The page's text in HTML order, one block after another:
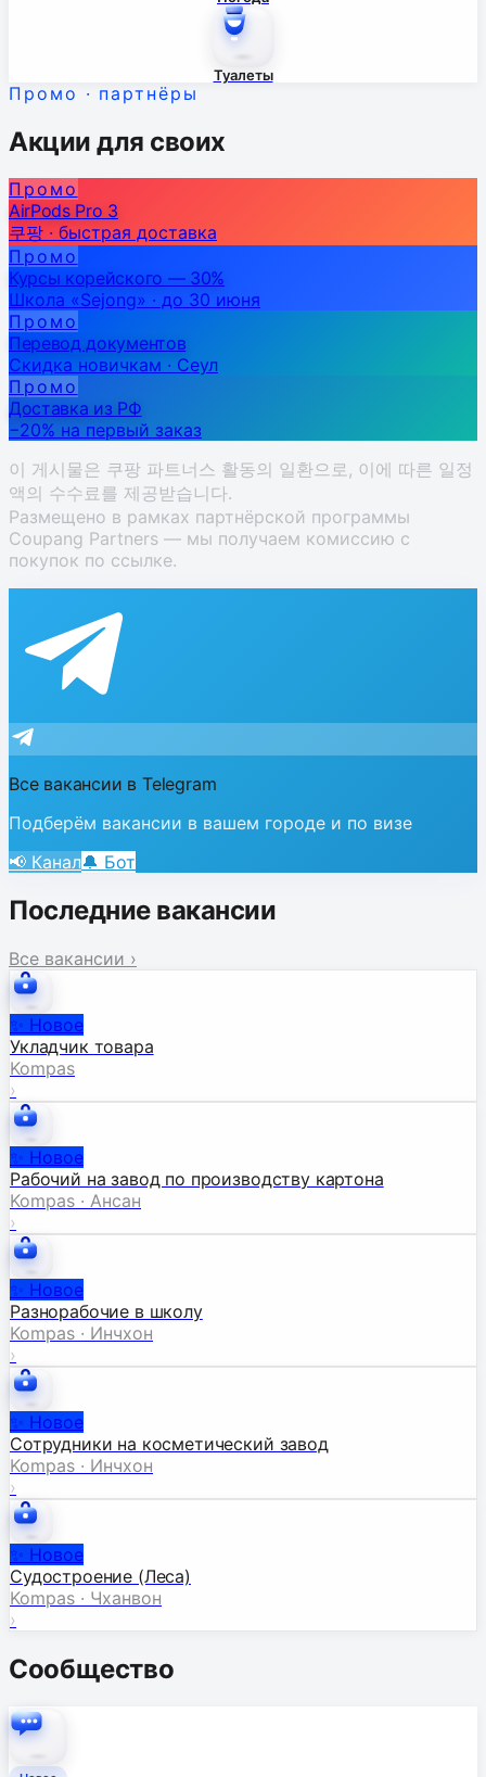
Туалеты
Промо · партнёры
Акции для своих
Промо
AirPods Pro 3
쿠팡 · быстрая доставка
Промо
Курсы корейского — 30%
Школа «Sejong» · до 30 июня
Промо
Перевод документов
Скидка новичкам · Сеул
Промо
Доставка из РФ
−20% на первый заказ
이 게시물은 쿠팡 파트너스 활동의 일환으로, 이에 따른 일정
액의 수수료를 제공받습니다.
Размещено в рамках партнёрской программы
Coupang Partners — мы получаем комиссию с
покупок по ссылке.
Все вакансии в Telegram
Подберём вакансии в вашем городе и по визе
📢 Канал🔔 Бот
Последние вакансии
Все вакансии ›
✨ Новое
Укладчик товара
Kompas
›
✨ Новое
Рабочий на завод по производству картона
Kompas · Ансан
›
✨ Новое
Разнорабочие в школу
Kompas · Инчхон
›
✨ Новое
Сотрудники на косметический завод
Kompas · Инчхон
›
✨ Новое
Судостроение (Леса)
Kompas · Чханвон
›
Сообщество